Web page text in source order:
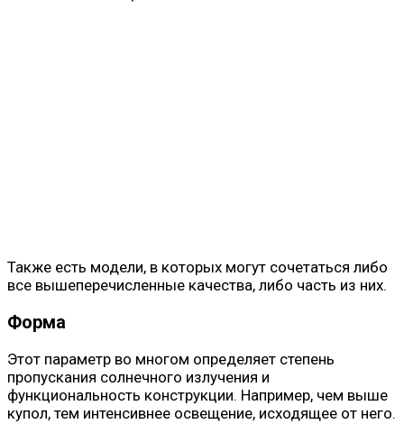
Также есть модели, в которых могут сочетаться либо
все вышеперечисленные качества, либо часть из них.
Форма
Этот параметр во многом определяет степень
пропускания солнечного излучения и
функциональность конструкции. Например, чем выше
купол, тем интенсивнее освещение, исходящее от него.